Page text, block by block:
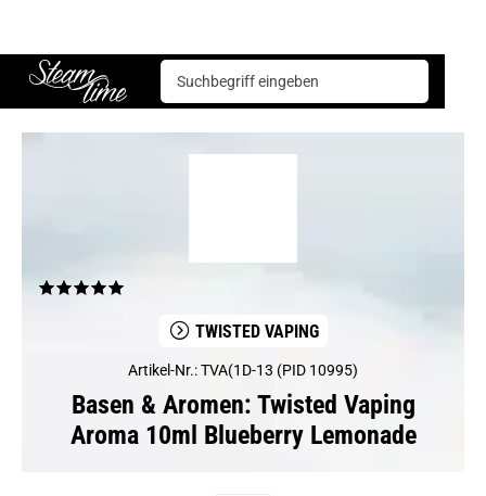
Steam time
Basen & Aromen Aromen
Twisted Vaping
Twisted Vaping Aroma 10ml Blueberry Lemonade
TWISTED VAPING
Artikel-Nr.: TVA(1D-13 (PID 10995)
Basen & Aromen: Twisted Vaping
Aroma 10ml Blueberry Lemonade